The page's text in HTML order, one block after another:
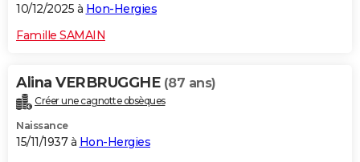
10/12/2025 à Hon-Hergies
Famille SAMAIN
Alina VERBRUGGHE (87 ans)
Créer une cagnotte obsèques
Naissance
15/11/1937 à Hon-Hergies